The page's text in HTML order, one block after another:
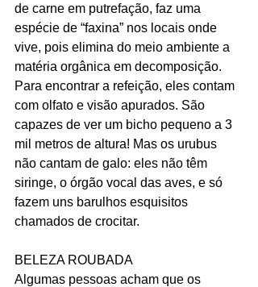
de carne em putrefação, faz uma
espécie de “faxina” nos locais onde
vive, pois elimina do meio ambiente a
matéria orgânica em decomposição.
Para encontrar a refeição, eles contam
com olfato e visão apurados. São
capazes de ver um bicho pequeno a 3
mil metros de altura! Mas os urubus
não cantam de galo: eles não têm
siringe, o órgão vocal das aves, e só
fazem uns barulhos esquisitos
chamados de crocitar.
BELEZA ROUBADA
Algumas pessoas acham que os